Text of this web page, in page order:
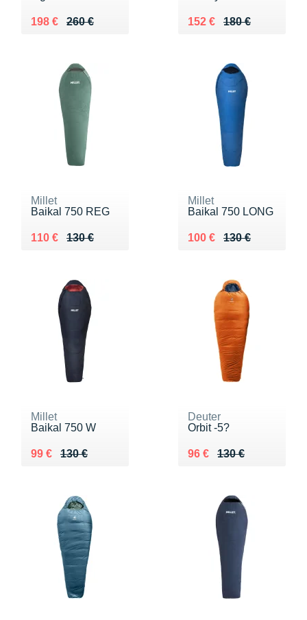
260 €
Au lieu de 260 €
198 €
Vendu 198 € 180 €
Au lieu de 180 €
152 €
Vendu 152 €
Millet
Baikal 750 REG
130 €
Au lieu de 130 €
110 €
Vendu 110 €
Millet
Baikal 750 LONG
130 €
Au lieu de 130 €
100 €
Vendu 100 €
Millet
Baikal 750 W
130 €
Au lieu de 130 €
99 €
Vendu 99 €
Deuter
Orbit -5?
130 €
Au lieu de 130 €
96 €
Vendu 96 €